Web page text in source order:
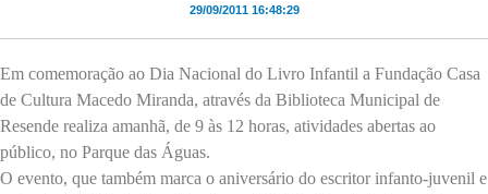
29/09/2011 16:48:29
Em comemoração ao Dia Nacional do Livro Infantil a Fundação Casa
de Cultura Macedo Miranda, através da Biblioteca Municipal de
Resende realiza amanhã, de 9 às 12 horas, atividades abertas ao
público, no Parque das Águas.
O evento, que também marca o aniversário do escritor infanto-juvenil e